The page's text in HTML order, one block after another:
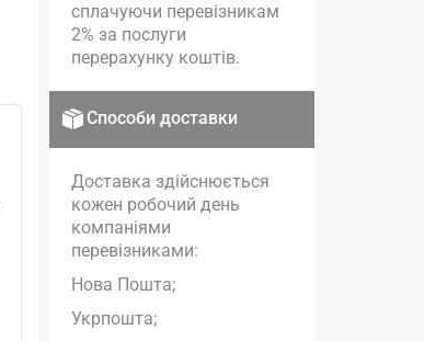
сплачуючи перевізникам
2% за послуги
перерахунку коштів.
Способи доставки
Доставка здійснюється
кожен робочий день
компаніями
перевізниками:
Нова Пошта;
Укрпошта;